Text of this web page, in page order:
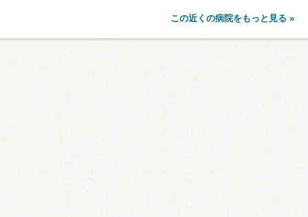
この近くの病院をもっと見る »